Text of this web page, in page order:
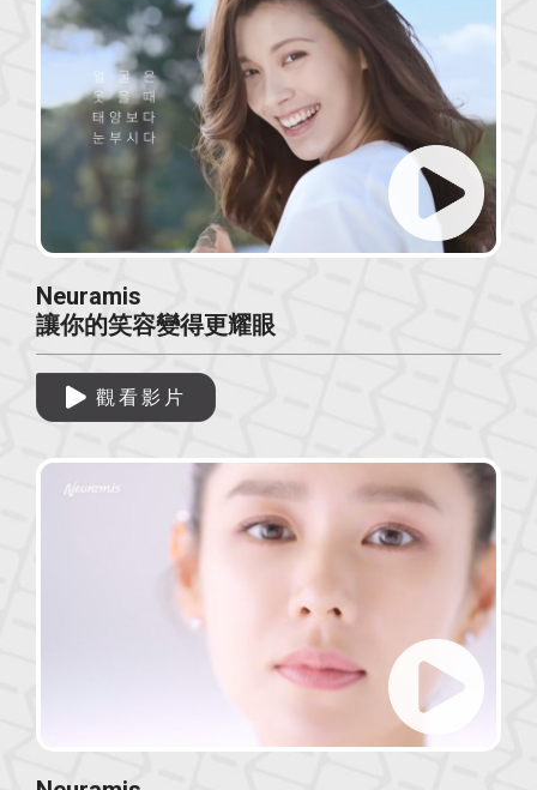
Neuramis
讓你的笑容變得更耀眼
觀看影片